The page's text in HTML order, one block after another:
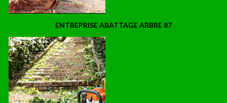
ENTREPRISE ABATTAGE ARBRE 87